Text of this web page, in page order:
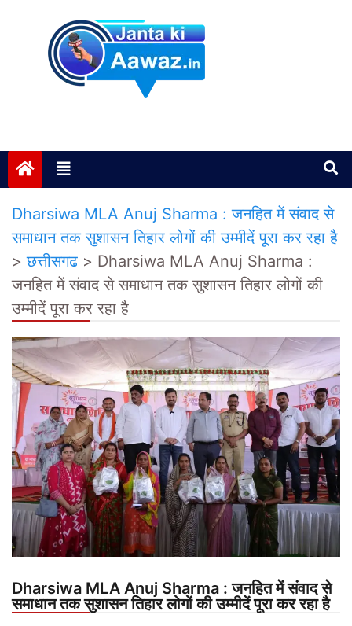
Dharsiwa MLA Anuj Sharma : जनहित में संवाद से
समाधान तक सुशासन तिहार लोगों की उम्मीदें पूरा कर रहा है
>छत्तीसगढ > Dharsiwa MLA Anuj Sharma :
जनहित में संवाद से समाधान तक सुशासन तिहार लोगों की
उम्मीदें पूरा कर रहा है
Dharsiwa MLA Anuj Sharma : जनहित में संवाद से
समाधान तक सुशासन तिहार लोगों की उम्मीदें पूरा कर रहा है